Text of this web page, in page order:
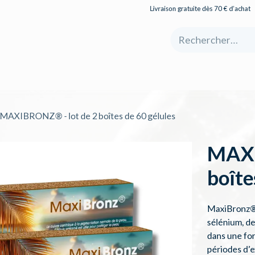
Livraison gratuite dès 70 € d’achat
MAXIBRONZ® - lot de 2 boîtes de 60 gélules
sélénium,
dans une
périodes